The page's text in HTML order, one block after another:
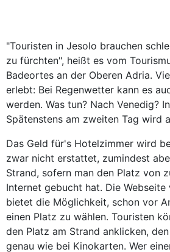
"Touristen in Jesolo brauchen
zu fürchten", heißt es vom
Badeortes an der Oberen Adria.
erlebt: Bei Regenwetter kann es
werden. Was tun? Nach Venedig?
Spätenstens am zweiten Tag wird
Das Geld für's Hotelzimmer wird
zwar nicht erstattet, zumindest
Strand, sofern man den Platz von
Internet gebucht hat. Die
bietet die Möglichkeit, schon vor
einen Platz zu wählen. Touristen
den Platz am Strand anklicken,
genau wie bei Kinokarten. Wer